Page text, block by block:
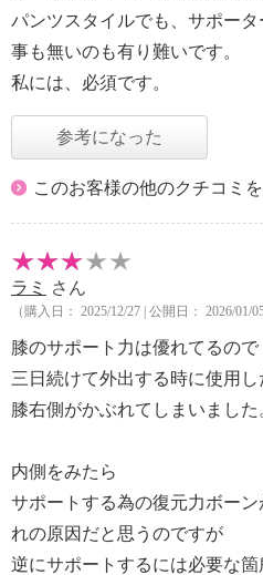
パンツスタイルでも、サポー
事も無いのも有り難いです。
私には、必須です。
参考になった
このお客様の他のクチコミ
ラミ さん
（購入日： 2025/12/27 | 公開日： 2026/01/05
膝のサポート力は優れてるので
三日続けて外出する時に使用し
膝右側がかぶれてしまいました
内側をみたら
サポートする為の復元力ボー
れの原因だと思うのですが
逆にサポートするには必要な箇